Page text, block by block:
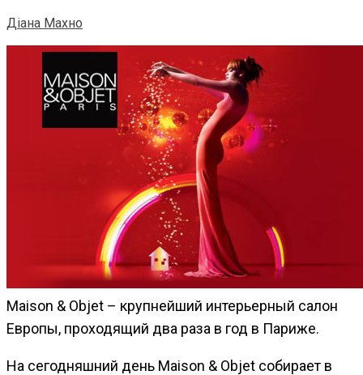
Діана Махно
Maison & Objet – крупнейший интерьерный салон
Европы, проходящий два раза в год в Париже.
На сегодняшний день Maison & Objet собирает в